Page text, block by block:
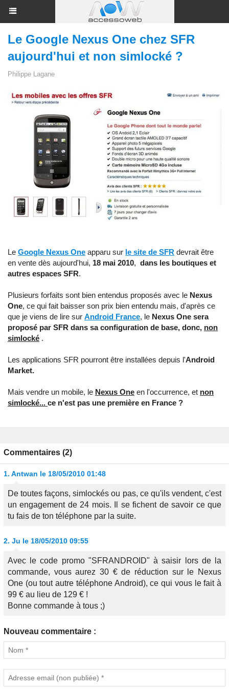
Le Google Nexus One chez SFR
aujourd'hui et non simlocké ?
Philippe Lagane
Le Google Nexus One apparu sur le site de SFR devrait être
en vente dès aujourd'hui, 18 mai 2010, dans les boutiques et
autres espaces SFR.
Plusieurs forfaits sont bien entendus proposés avec le Nexus
One, ce qui fait baisser son prix bien entendu mais, d'après ce
que je viens de lire sur Android France, le Nexus One sera
proposé par SFR dans sa configuration de base, donc, non
simlocké .
Les applications SFR pourront être installées depuis l'Android
Market.
Mais vendre un mobile, le Nexus One en l'occurrence, et non
simlocké... ce n'est pas une première en France ?
Commentaires (2)
1. Antwan le 18/05/2010 01:48
De toutes façons, simlockés ou pas, ce qu'ils vendent, c'est
un engagement de 24 mois. Il se fichent de savoir ce que
tu fais de ton téléphone par la suite.
2. Ju le 18/05/2010 09:55
Avec le code promo "SFRANDROID" à saisir lors de la
commande, vous aurez 30 € de réduction sur le Nexus
One (ou tout autre téléphone Android), ce qui vous le fait à
99 € au lieu de 129 € !
Bonne commande à tous ;)
Nouveau commentaire :